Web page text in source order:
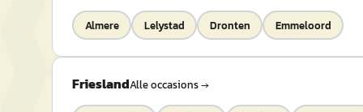
Almere Lelystad Dronten Emmeloord
FrieslandAlle occasions →